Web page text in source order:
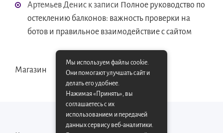
Артемьев Денис к записи Полное руководство по
остеклению балконов: важность проверки на
ботов и правильное взаимодействие с сайтом
Магазин
Мы используем файлы cookie.
Они помогают улучшать сайт и
делать его удобнее.
Нажимая «Принять», вы
соглашаетесь с их
использованием и передачей
данных сервису веб-аналитики.